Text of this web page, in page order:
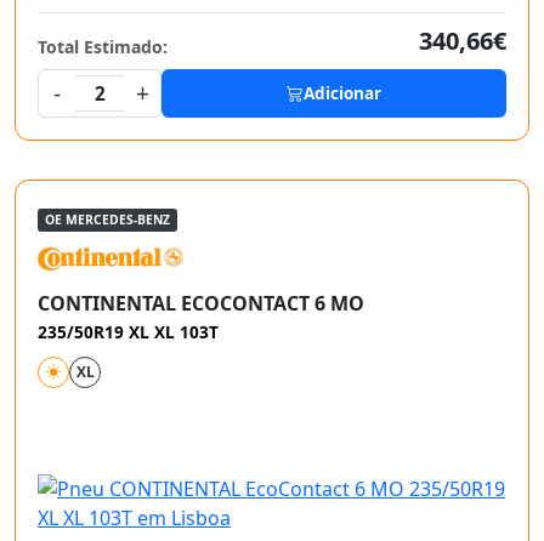
Total Estimado:
340,66€
-
2 + Adicionar
OE MERCEDES-BENZ
CONTINENTAL ECOCONTACT 6 MO
235/50R19 XL XL 103T
XL